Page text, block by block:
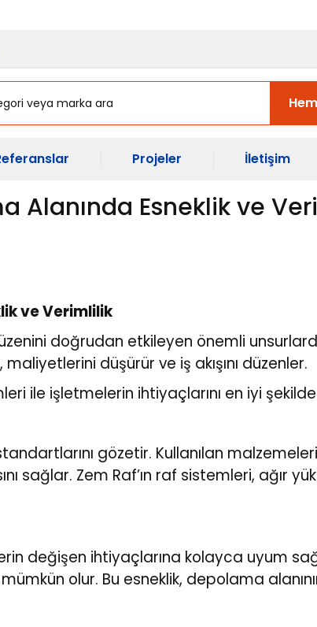
Projeler İletişim
Alanında Esneklik ve
ve Verimlilik
doğrudan etkileyen önemli
düşürür ve iş akışını düzenler.
ile işletmelerin ihtiyaçlarını en iyi
gözetir. Kullanılan
sağlar. Zem Raf’ın raf sistemleri, ağır
değişen ihtiyaçlarına kolayca uyum
olur. Bu esneklik, depolama